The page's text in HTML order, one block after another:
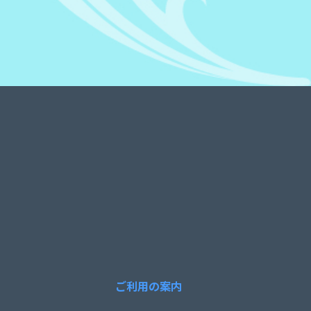
ご利用の案内